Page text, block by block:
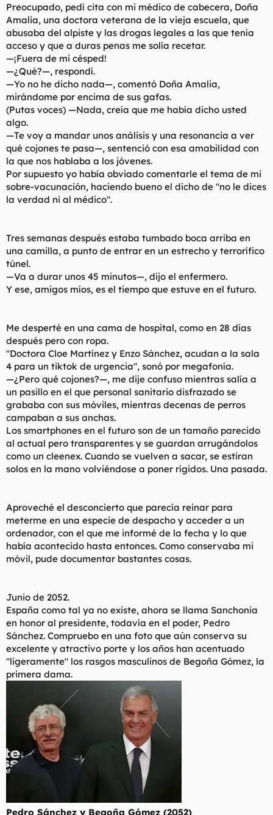
Preocupado, pedí cita con mi médico de cabecera, Doña
Amalia, una doctora veterana de la vieja escuela, que
abusaba del alpiste y las drogas legales a las que tenía
acceso y que a duras penas me solía recetar.
—¡Fuera de mi césped!
—¿Qué?—, respondí.
—Yo no he dicho nada—, comentó Doña Amalia,
mirándome por encima de sus gafas.
(Putas voces) —Nada, creía que me había dicho usted
algo.
—Te voy a mandar unos análisis y una resonancia a ver
qué cojones te pasa—, sentenció con esa amabilidad con
la que nos hablaba a los jóvenes.
Por supuesto yo había obviado comentarle el tema de mi
sobre-vacunación, haciendo bueno el dicho de "no le dices
la verdad ni al médico".
Tres semanas después estaba tumbado boca arriba en
una camilla, a punto de entrar en un estrecho y terrorífico
túnel.
—Va a durar unos 45 minutos—, dijo el enfermero.
Y ese, amigos míos, es el tiempo que estuve en el futuro.
Me desperté en una cama de hospital, como en 28 días
después pero con ropa.
"Doctora Cloe Martínez y Enzo Sánchez, acudan a la sala
4 para un tiktok de urgencia", sonó por megafonía.
—¿Pero qué cojones?—, me dije confuso mientras salía a
un pasillo en el que personal sanitario disfrazado se
grababa con sus móviles, mientras decenas de perros
campaban a sus anchas.
Los smartphones en el futuro son de un tamaño parecido
al actual pero transparentes y se guardan arrugándolos
como un cleenex. Cuando se vuelven a sacar, se estiran
solos en la mano volviéndose a poner rígidos. Una pasada.
Aproveché el desconcierto que parecía reinar para
meterme en una especie de despacho y acceder a un
ordenador, con el que me informé de la fecha y lo que
había acontecido hasta entonces. Como conservaba mi
móvil, pude documentar bastantes cosas.
Junio de 2052.
España como tal ya no existe, ahora se llama Sanchonia
en honor al presidente, todavía en el poder, Pedro
Sánchez. Compruebo en una foto que aún conserva su
excelente y atractivo porte y los años han acentuado
"ligeramente" los rasgos masculinos de Begoña Gómez, la
primera dama.
Pedro Sánchez y Begoña Gómez (2052)